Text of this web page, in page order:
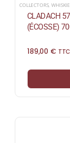
COLLECTORS,
CLADACH
(ÉCOSSE)
189,00 € TTC